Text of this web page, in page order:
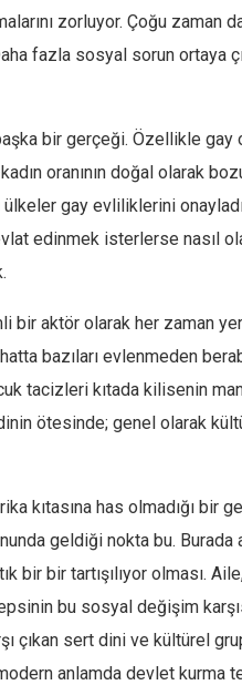
zorluyor. Çoğu zaman
fazla sosyal sorun ortaya
bir gerçeği. Özellikle gay
oranının doğal olarak
gay evliliklerini
edinmek isterlerse nasıl
bir aktör olarak her zaman
bazıları evlenmeden
tacizleri kıtada kilisenin
ötesinde; genel olarak
kıtasına has olmadığı bir
geldiği nokta bu.
bir bir tartışılıyor olması.
bu sosyal değişim
çıkan sert dini ve kültürel
anlamda devlet kurma